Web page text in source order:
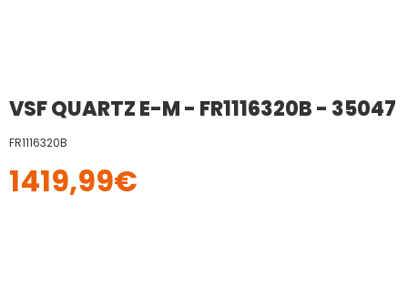
VSF QUARTZ E-M - FR1116320B - 35047
FR1116320B
1419,99€